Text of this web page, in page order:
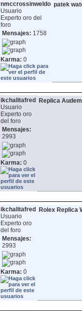
nmccrossinweldo
Usuario
Experto oro del
foro
Mensajes: 1758
Karma: 0
patek
ikchalitafred
Usuario
Experto oro
del foro
Mensajes:
2993
Karma: 0
Replica
ikchalitafred
Usuario
Experto oro
del foro
Mensajes:
2993
Karma: 0
Rolex Replica